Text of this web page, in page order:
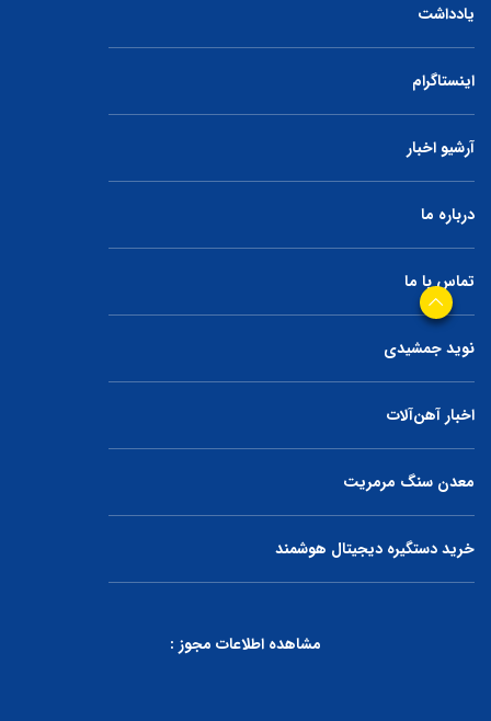
یادداشت
اینستاگرام
آرشیو اخبار
درباره ما
تماس با ما
نوید جمشیدی
اخبار آهن‌آلات
معدن سنگ مرمریت
خرید دستگیره دیجیتال هوشمند
مشاهده اطلاعات مجوز :